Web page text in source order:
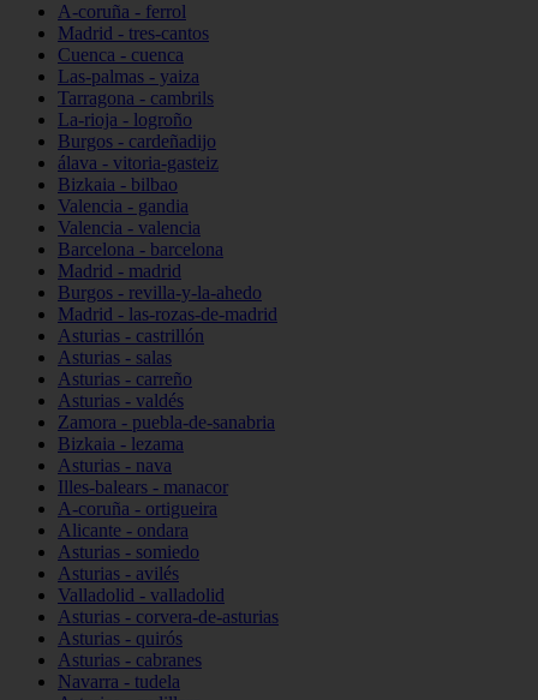
A-coruña - ferrol
Madrid - tres-cantos
Cuenca - cuenca
Las-palmas - yaiza
Tarragona - cambrils
La-rioja - logroño
Burgos - cardeñadijo
álava - vitoria-gasteiz
Bizkaia - bilbao
Valencia - gandia
Valencia - valencia
Barcelona - barcelona
Madrid - madrid
Burgos - revilla-y-la-ahedo
Madrid - las-rozas-de-madrid
Asturias - castrillón
Asturias - salas
Asturias - carreño
Asturias - valdés
Zamora - puebla-de-sanabria
Bizkaia - lezama
Asturias - nava
Illes-balears - manacor
A-coruña - ortigueira
Alicante - ondara
Asturias - somiedo
Asturias - avilés
Valladolid - valladolid
Asturias - corvera-de-asturias
Asturias - quirós
Asturias - cabranes
Navarra - tudela